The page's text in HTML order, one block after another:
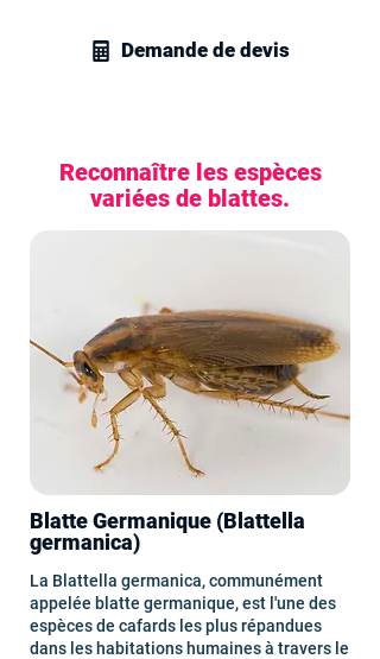
Demande de devis
Reconnaître les espèces
variées de blattes.
Blatte Germanique (Blattella
germanica)
La Blattella germanica, communément
appelée blatte germanique, est l'une des
espèces de cafards les plus répandues
dans les habitations humaines à travers le